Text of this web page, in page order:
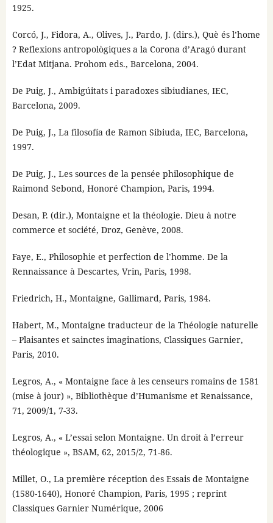
1925.
Corcó, J., Fidora, A., Olives, J., Pardo, J. (dirs.), Què és l’home
? Reflexions antropològiques a la Corona d’Aragó durant
l’Edat Mitjana. Prohom eds., Barcelona, 2004.
De Puig, J., Ambigúitats i paradoxes sibiudianes, IEC,
Barcelona, 2009.
De Puig, J., La filosofía de Ramon Sibiuda, IEC, Barcelona,
1997.
De Puig, J., Les sources de la pensée philosophique de
Raimond Sebond, Honoré Champion, Paris, 1994.
Desan, P. (dir.), Montaigne et la théologie. Dieu à notre
commerce et société, Droz, Genève, 2008.
Faye, E., Philosophie et perfection de l’homme. De la
Rennaissance à Descartes, Vrin, Paris, 1998.
Friedrich, H., Montaigne, Gallimard, Paris, 1984.
Habert, M., Montaigne traducteur de la Théologie naturelle
– Plaisantes et sainctes imaginations, Classiques Garnier,
Paris, 2010.
Legros, A., « Montaigne face à les censeurs romains de 1581
(mise à jour) », Bibliothèque d’Humanisme et Renaissance,
71, 2009/1, 7-33.
Legros, A., « L’essai selon Montaigne. Un droit à l’erreur
théologique », BSAM, 62, 2015/2, 71-86.
Millet, O., La première réception des Essais de Montaigne
(1580-1640), Honoré Champion, Paris, 1995 ; reprint
Classiques Garnier Numérique, 2006